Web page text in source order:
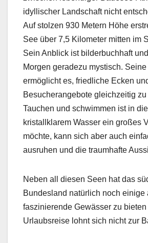
idyllischer Landschaft nicht
Auf stolzen 930 Metern Höhe
See über 7,5 Kilometer mitten im
Sein Anblick ist bilderbuchhaft
Morgen geradezu mystisch.
ermöglicht es, friedliche Ecken
Besucherangebote gleichzeitig zu
Tauchen und schwimmen ist in
kristallklarem Wasser ein großes
möchte, kann sich aber auch
ausruhen und die traumhafte
Neben all diesen Seen hat das
Bundesland natürlich noch einige
faszinierende Gewässer zu
Urlaubsreise lohnt sich nicht zur